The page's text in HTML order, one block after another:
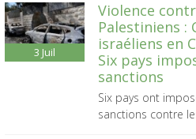
3 Juil
Violence
Palestiniens :
israéliens en
Six pays
sanctions
Six pays ont
sanctions contre